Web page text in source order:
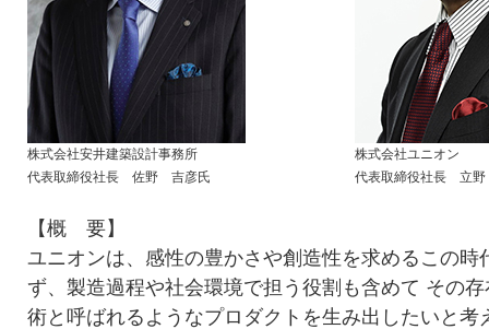
株式会社安井建築設計事務所
代表取締役社長 佐野 吉彦氏
株式会社ユニオン
代表取締役社長 立
【概 要】
ユニオンは、感性の豊かさや創造性を求めるこの時
ず、製造過程や社会環境で担う役割も含めて その
術と呼ばれるようなプロダクトを生み出したいと考